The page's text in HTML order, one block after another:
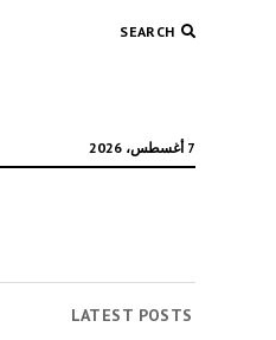
SEARCH
7 أغسطس، 2026
LATEST POSTS